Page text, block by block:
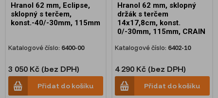
Hranol 62 mm, Eclipse,
sklopný s terčem,
konst.-40/-30mm, 115mm
Katalogové číslo: 6400-00
3 050 Kč (bez DPH)
Přidat do košíku
Hranol 62 mm, sklopný
držák s terčem
14x17,8cm, konst.
0/-30mm, 115mm, CRAIN
Katalogové číslo: 6402-10
4 290 Kč (bez DPH)
Přidat do košíku